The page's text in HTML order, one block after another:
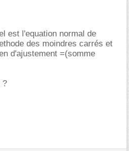
est l'equation normal de
des moindres carrés et
d'ajustement =(somme
?